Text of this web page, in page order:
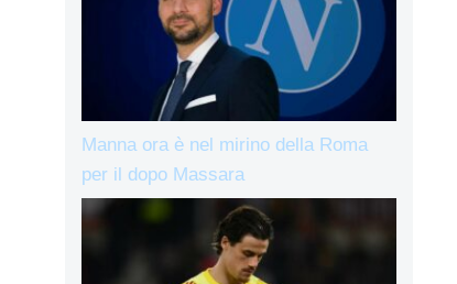
Manna ora è nel mirino della Roma
per il dopo Massara